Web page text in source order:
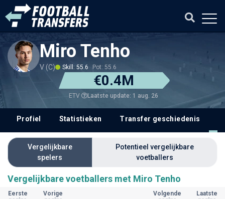
Miro Tenho
V (C) Skill: 55.6 Pot: 55.6
€0.4M
ETV Laatste update: 1 aug. 26
Profiel Statistieken Transfer geschiedenis
Vergelijkbare
spelers
Potentieel vergelijkbare
voetballers
Vergelijkbare voetballers met Miro Tenho
Eerste
Vorige
Volgende
Laatste